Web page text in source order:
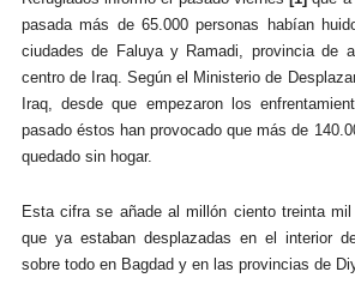
pasada más de 65.000 personas habían
ciudades de Faluya y Ramadi, provincia de
centro de Iraq. Según el Ministerio de
Iraq, desde que empezaron los
pasado éstos han provocado que más de
quedado sin hogar.
Esta cifra se añade al millón ciento treinta mil
que ya estaban desplazadas en el interior
sobre todo en Bagdad y en las provincias de